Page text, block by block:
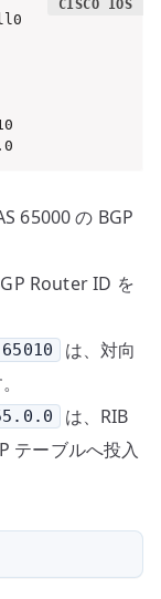
65000 の BGP
Router ID を
は、対向
は、RIB
テーブルへ投入